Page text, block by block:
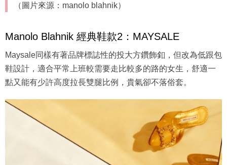
（圖片來源：manolo blahnik）
Manolo Blahnik 經典鞋款2：MAYSALE
Maysale同樣有著品牌標誌性的投大方鑽飾釦，但改為低跟包
鞋設計，適合平常上班較需要走比較多的路的女生，舒適一
點又能有少許高度拉長雙腿比例，貴氣卻不落俗套。